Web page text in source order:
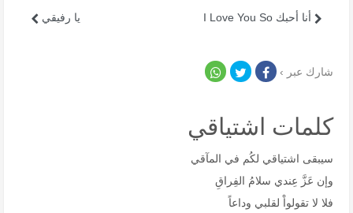
يا رفيقي أنا أحبك I Love You So
شارك عبر ›
كلمات اشتياقي
سيبقى اشتياقي لكُم في المآقي
وإن عَزَّ عِندي سلامُ الفِراقِ
فلا لا تقولواْ لقلبي وداعاً